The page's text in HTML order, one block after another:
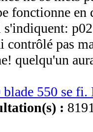
fonctionne en
s'indiquent:
pas
quelqu'un
550 se fi.
: